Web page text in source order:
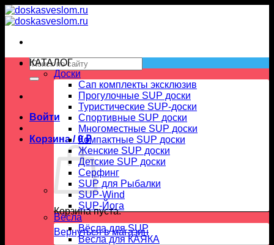
Skip
to
Искать:
Войти
Корзина /0₽
Корзина пуста.
Вернуться в магазин
КАТАЛОГ
Доски
Сап комплекты эксклюзив
Прогулочные SUP доски
Туристические SUP-доски
Спортивные SUP доски
Многоместные SUP доски
Компактные SUP доски
Женские SUP доски
Детские SUP доски
Серфинг
SUP для Рыбалки
SUP-Wind
SUP-Йога
Вёсла
Вёсла для SUP
Весла для КАЯКА